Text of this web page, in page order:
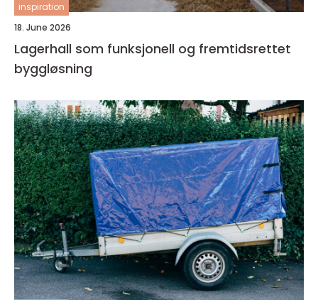
inspiration
18. June 2026
Lagerhall som funksjonell og fremtidsrettet
byggløsning